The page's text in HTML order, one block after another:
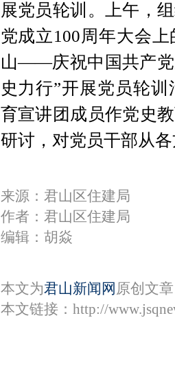
展党员轮训。上午，
党成立100周年大会
山——庆祝中国共产党
史力行”开展党员轮
育宣讲团成员作党史
研讨，对党员干部从
来源：君山区住建局
作者：君山区住建局
编辑：胡焱
本文为君山新闻网 原创文
本文链接： http://